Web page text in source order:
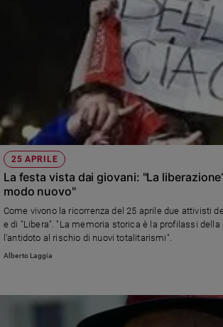
Volontariato
Diritti
Aziende
di
valore
Caso
della
settimana
Migranti
e
25 APRILE
La festa vista dai giovani: "La
modo nuovo"
Come vivono la ricorrenza del 25 aprile due attivisti
e di "Libera". "La memoria storica è la profilassi della democrazia e
l'antidoto al rischio di nuovi totalitarismi".
Alberto Laggia